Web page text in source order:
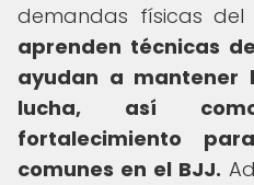
demandas físicas del
aprenden técnicas
ayudan a mantener
lucha, así
fortalecimiento
comunes en el BJJ.